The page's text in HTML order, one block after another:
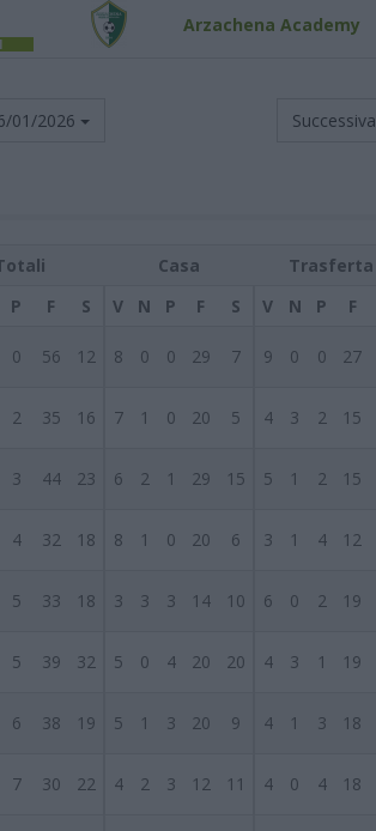
Arzachena Academy
01/2026 Successiva
Casa
Trasferta
P F S V N P F S V N P F
0 56 12 8 0 0 29 7 9 0 0 27
2 35 16 7 1 0 20 5 4 3 2 15
3 44 23 6 2 1 29 15 5 1 2 15
4 32 18 8 1 0 20 6 3 1 4 12
5 33 18 3 3 3 14 10 6 0 2 19
5 39 32 5 0 4 20 20 4 3 1 19
6 38 19 5 1 3 20 9 4 1 3 18
7 30 22 4 2 3 12 11 4 0 4 18